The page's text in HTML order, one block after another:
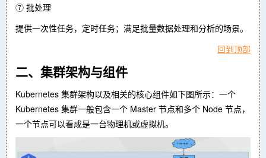
⑦ 批处理
提供一次性任务，定时任务；满足批量数据处理和分析的场景。
回到顶部
二、集群架构与组件
Kubernetes 集群架构以及相关的核心组件如下图所示：一个
Kubernetes 集群一般包含一个 Master 节点和多个 Node 节点，
一个节点可以看成是一台物理机或虚拟机。